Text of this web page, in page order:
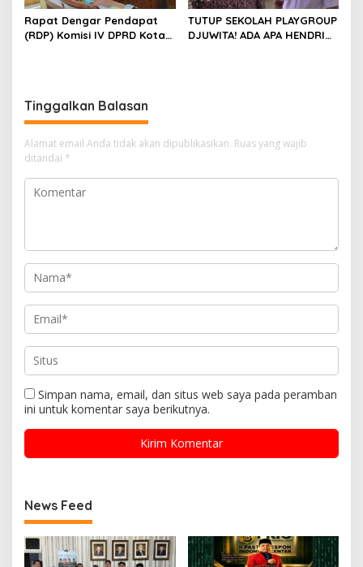
Rapat Dengar Pendapat
(RDP) Komisi IV DPRD Kota
TUTUP SEKOLAH PLAYGROUP
DJUWITA! ADA APA HENDRI
Tinggalkan Balasan
Alamat email Anda tidak akan dipublikasikan. Ruas yang wajib
ditandai *
Simpan nama, email, dan situs web saya pada peramban
ini untuk komentar saya berikutnya.
News Feed